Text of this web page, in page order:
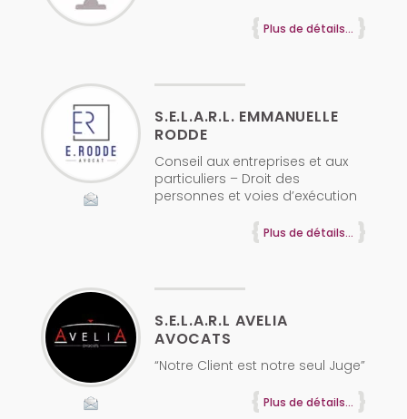
Plus de détails...
S.E.L.A.R.L. EMMANUELLE
RODDE
Conseil aux entreprises et aux
particuliers – Droit des
personnes et voies d’exécution
Plus de détails...
S.E.L.A.R.L AVELIA
AVOCATS
“Notre Client est notre seul Juge”
Plus de détails...